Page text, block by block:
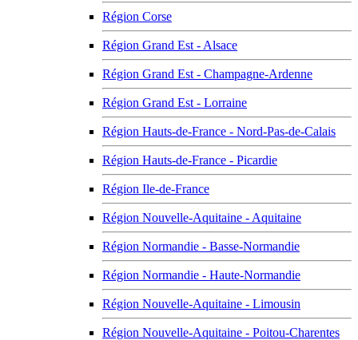
Région Corse
Région Grand Est - Alsace
Région Grand Est - Champagne-Ardenne
Région Grand Est - Lorraine
Région Hauts-de-France - Nord-Pas-de-Calais
Région Hauts-de-France - Picardie
Région Ile-de-France
Région Nouvelle-Aquitaine - Aquitaine
Région Normandie - Basse-Normandie
Région Normandie - Haute-Normandie
Région Nouvelle-Aquitaine - Limousin
Région Nouvelle-Aquitaine - Poitou-Charentes